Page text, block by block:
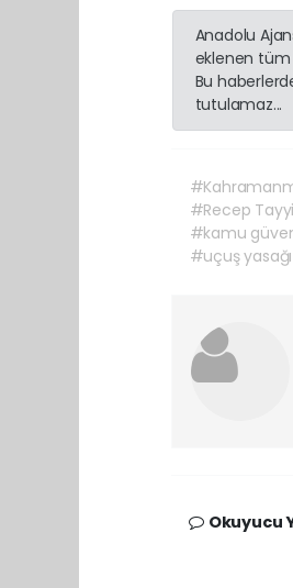
Anadolu
eklenen tüm
Bu
tutulamaz...
#Recep
#kamu
#uçuş yasağı
Okuyucu